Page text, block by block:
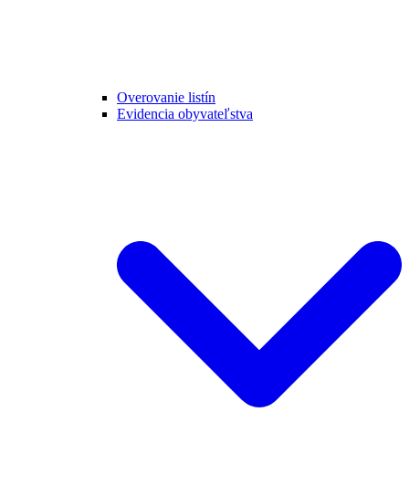
Overovanie listín
Evidencia obyvateľstva